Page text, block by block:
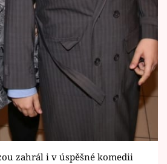
zahrál i v úspěšné komedii